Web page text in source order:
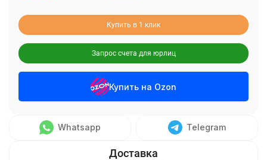
Купить в 1 клик
Запрос счета для юрлиц
Купить на Ozon
Whatsapp Telegram